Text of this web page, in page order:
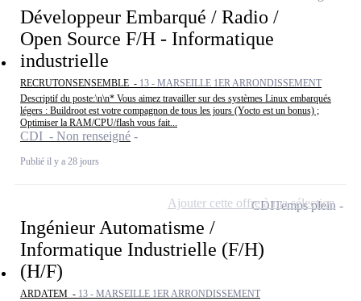
Développeur Embarqué / Radio /
Open Source F/H - Informatique
industrielle
RECRUTONSENSEMBLE - 13 - MARSEILLE 1ER ARRONDISSEMENT
Descriptif du poste:\n\n* Vous aimez travailler sur des systèmes Linux embarqués
légers : Buildroot est votre compagnon de tous les jours (Yocto est un bonus) ;
Optimiser la RAM/CPU/flash vous fait...
CDI - Non renseigné
Publié il y a 28 jours
Ingénieur Automatisme /
Informatique Industrielle (F/H)
(H/F)
ARDATEM - 13 - MARSEILLE 1ER ARRONDISSEMENT
CDITemps plein
Ajouter cette offre à ma sélection